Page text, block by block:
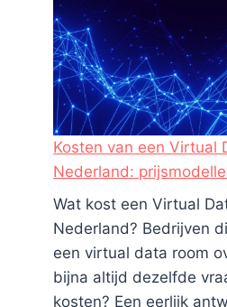
Kosten van een Virtual
Nederland:
Wat kost een Virtual
Nederland? Bedrijven
een virtual data room
bijna altijd dezelfde
kosten? Een eerlijk